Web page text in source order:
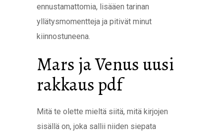
ennustamattomia, lisääen tarinan
yllätysmomentteja ja pitivät minut
kiinnostuneena.
Mars ja Venus uusi
rakkaus pdf
Mitä te olette mieltä siitä, mitä kirjojen
sisällä on, joka sallii niiden siepata